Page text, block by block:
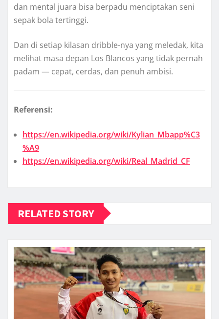
dan mental juara bisa berpadu menciptakan seni
sepak bola tertinggi.
Dan di setiap kilasan dribble-nya yang meledak, kita
melihat masa depan Los Blancos yang tidak pernah
padam — cepat, cerdas, dan penuh ambisi.
Referensi:
https://en.wikipedia.org/wiki/Kylian_Mbapp%C3
%A9
https://en.wikipedia.org/wiki/Real_Madrid_CF
RELATED STORY